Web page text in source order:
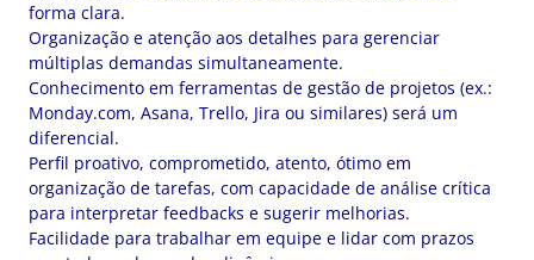
forma clara.
Organização e atenção aos detalhes para gerenciar
múltiplas demandas simultaneamente.
Conhecimento em ferramentas de gestão de projetos (ex.:
Monday.com, Asana, Trello, Jira ou similares) será um
diferencial.
Perfil proativo, comprometido, atento, ótimo em
organização de tarefas, com capacidade de análise crítica
para interpretar feedbacks e sugerir melhorias.
Facilidade para trabalhar em equipe e lidar com prazos